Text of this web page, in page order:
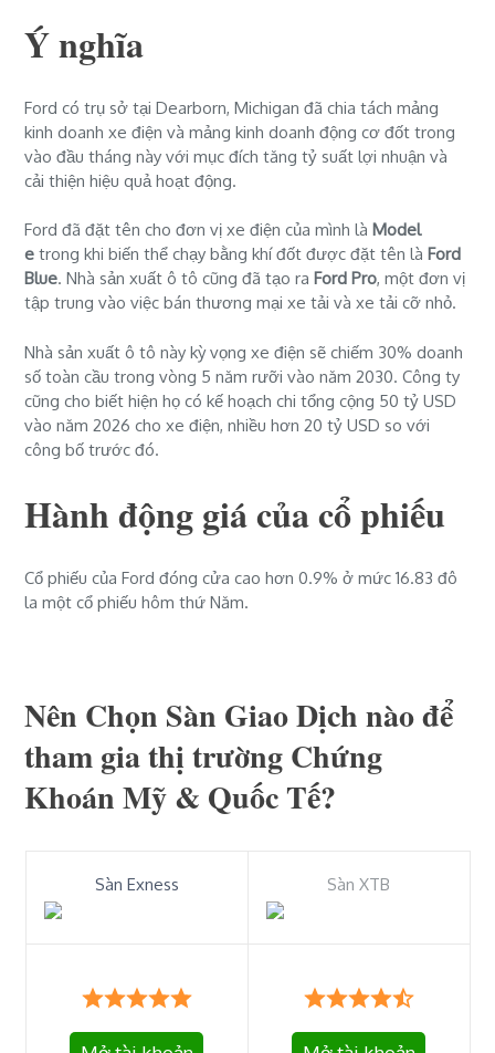
Ý nghĩa
Ford có trụ sở tại Dearborn, Michigan đã chia tách mảng
kinh doanh xe điện và mảng kinh doanh động cơ đốt trong
vào đầu tháng này với mục đích tăng tỷ suất lợi nhuận và
cải thiện hiệu quả hoạt động.
Ford đã đặt tên cho đơn vị xe điện của mình là Model
e trong khi biến thể chạy bằng khí đốt được đặt tên là Ford
Blue. Nhà sản xuất ô tô cũng đã tạo ra Ford Pro, một đơn vị
tập trung vào việc bán thương mại xe tải và xe tải cỡ nhỏ.
Nhà sản xuất ô tô này kỳ vọng xe điện sẽ chiếm 30% doanh
số toàn cầu trong vòng 5 năm rưỡi vào năm 2030. Công ty
cũng cho biết hiện họ có kế hoạch chi tổng cộng 50 tỷ USD
vào năm 2026 cho xe điện, nhiều hơn 20 tỷ USD so với
công bố trước đó.
Hành động giá của cổ phiếu
Cổ phiếu của Ford đóng cửa cao hơn 0.9% ở mức 16.83 đô
la một cổ phiếu hôm thứ Năm.
Nên Chọn Sàn Giao Dịch nào để
tham gia thị trường Chứng
Khoán Mỹ & Quốc Tế?
Sàn Exness Sàn XTB